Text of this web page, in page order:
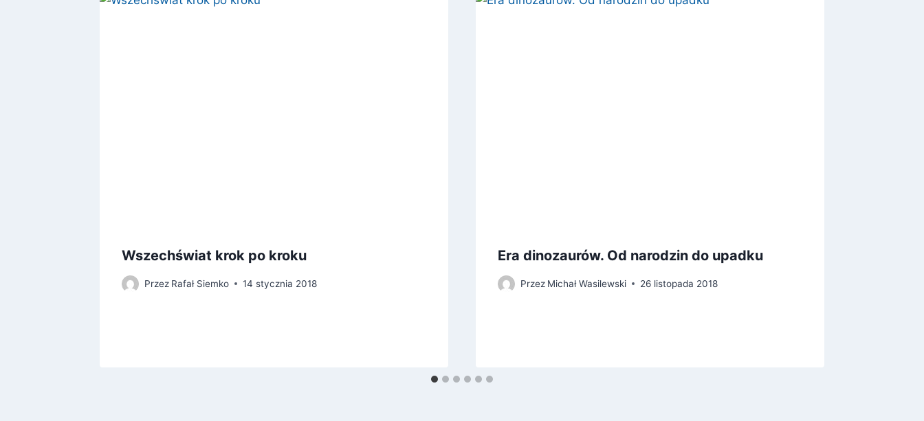
Wszechświat krok po kroku
Przez Rafał Siemko 14 stycznia 2018
Era dinozaurów. Od narodzin do upadku
Przez Michał Wasilewski 26 listopada 2018